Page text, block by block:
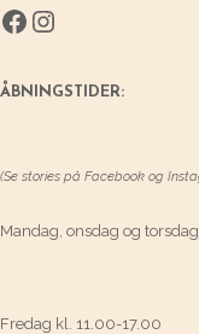
Facebook
Instagram
ÅBNINGSTIDER:
(Se stories på Facebook og
Mandag, onsdag og
Fredag kl. 11.00-17.00